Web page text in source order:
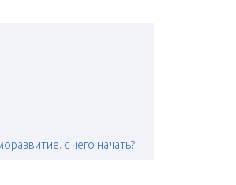
с чего начать?